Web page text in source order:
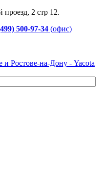
2 стр 12.
500-97-34 (офис)